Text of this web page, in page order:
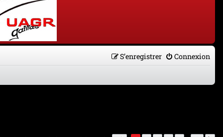
Connexion
S’enregistrer